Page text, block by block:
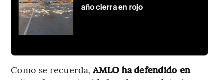
año cierra en rojo
Como se recuerda, AMLO ha defendido en